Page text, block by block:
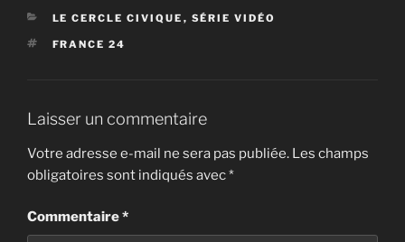
CATÉGORIES
LE CERCLE CIVIQUE , SÉRIE VIDÉO
ÉTIQUETTES
FRANCE 24
Laisser un commentaire
Votre adresse e-mail ne sera pas publiée. Les champs
obligatoires sont indiqués avec*
Commentaire*